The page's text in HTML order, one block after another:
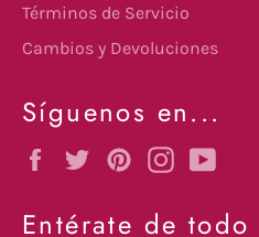
Términos de Servicio
Cambios y Devoluciones
Síguenos en...
FacebookTwitterPinterestInstagram
Entérate de todo